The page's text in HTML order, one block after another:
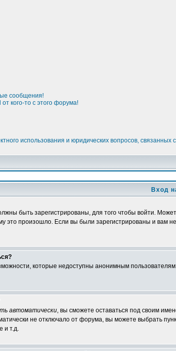
сообщения!
кого-то с этого форума!
использования и юридических вопросов,
Вход
быть зарегистрированы, для того чтобы войти.
это произошло. Если вы были зарегистрированы и вам
которые недоступны анонимным
автоматически, вы сможете оставаться под своим
не отключало от форума, вы можете выбрать
и т.д.